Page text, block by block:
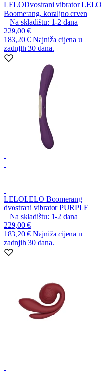
LELODvostrani vibrator LELO
Boomerang, koraljno crven
Na skladištu: 1-2 dana
229,00 €
183,20 € Najniža cijena u
zadnjih 30 dana.
LELOLELO Boomerang
dvostrani vibrator PURPLE
Na skladištu: 1-2 dana
229,00 €
183,20 € Najniža cijena u
zadnjih 30 dana.